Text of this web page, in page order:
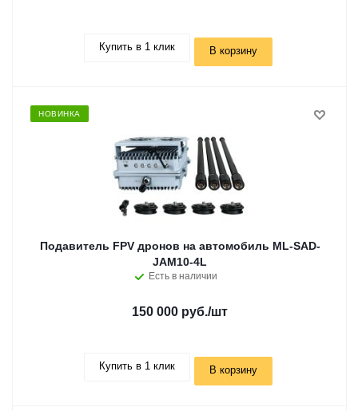
Купить в 1 клик В корзину
НОВИНКА
Подавитель FPV дронов на автомобиль ML-SAD-
JAM10-4L
Есть в наличии
150 000 руб./шт
Купить в 1 клик В корзину